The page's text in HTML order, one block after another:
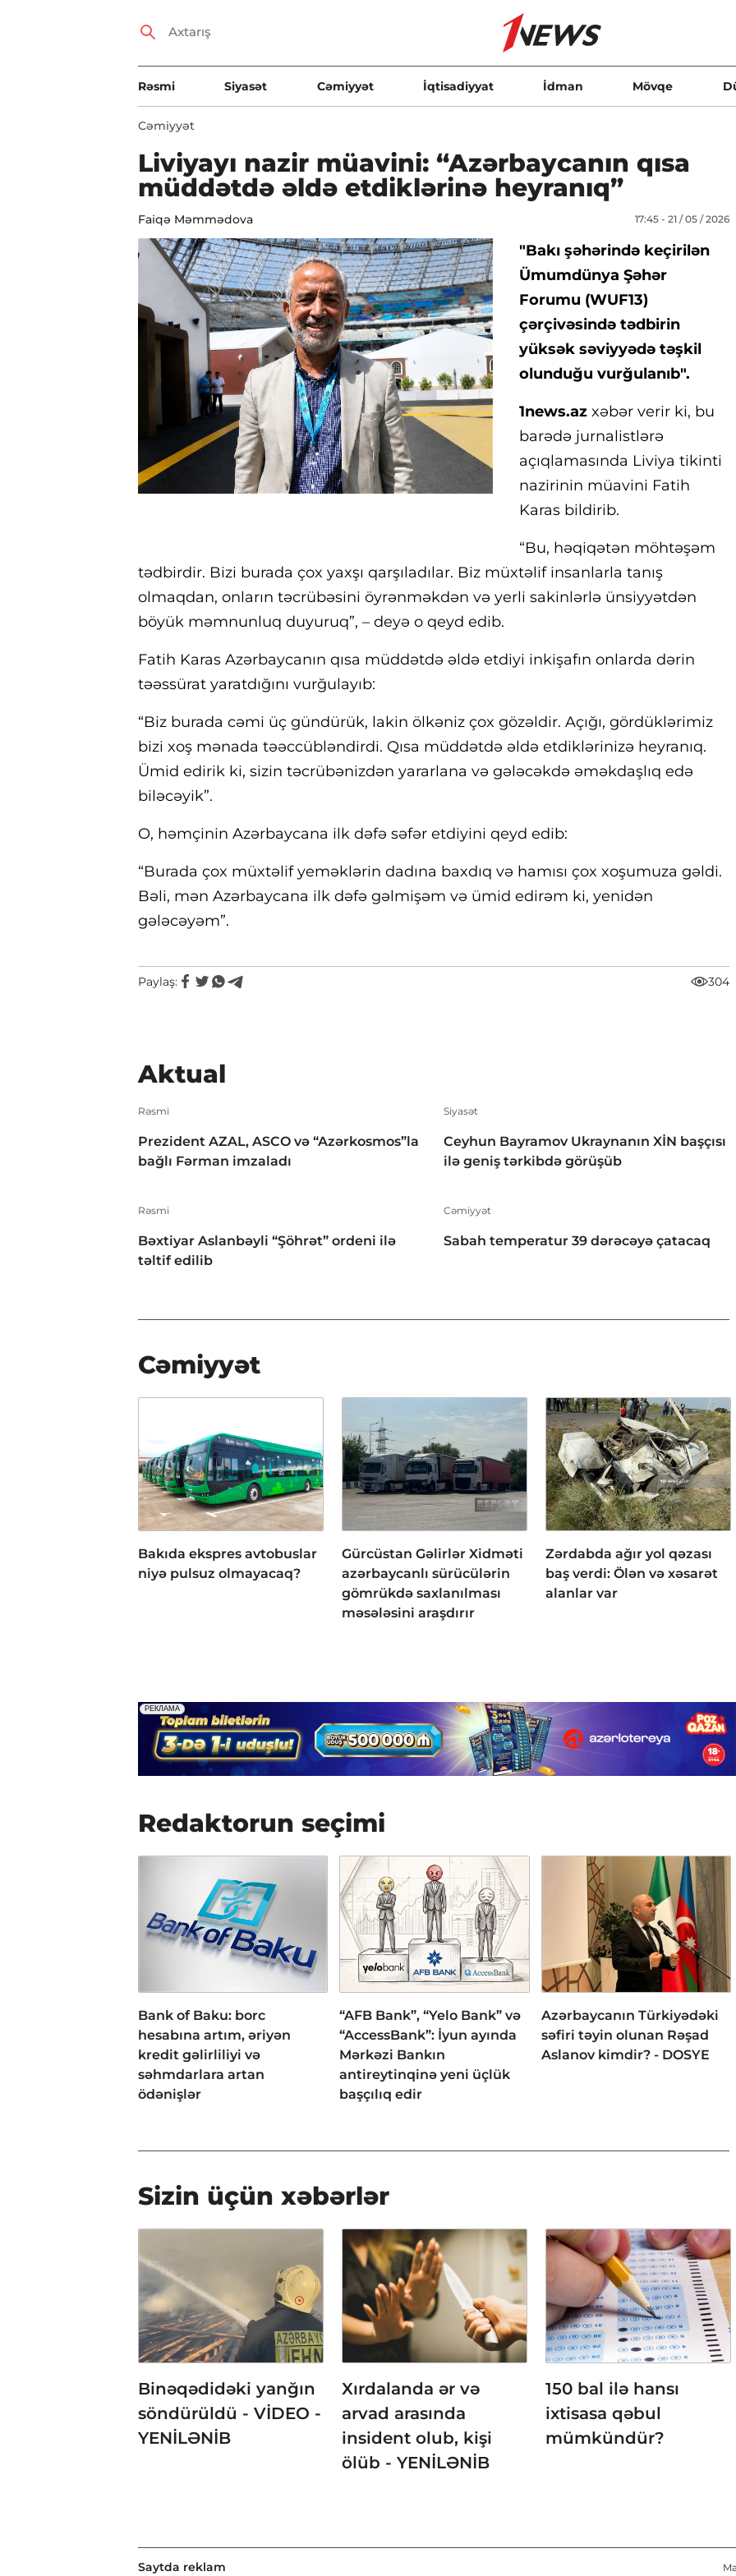
Rəsmi Siyasət Cəmiyyət İqtisadiyyat İdman Mövqe
Cəmiyyət
Liviyayı nazir müavini: “Azərbaycanın qısa
müddətdə əldə etdiklərinə heyranıq”
Faiqə Məmmədova 17:45 - 21 / 05 / 2026
"Bakı şəhərində keçirilən
Ümumdünya Şəhər
Forumu (WUF13)
çərçivəsində tədbirin
yüksək səviyyədə təşkil
olunduğu vurğulanıb".
1news.az xəbər verir ki, bu
barədə jurnalistlərə
açıqlamasında Liviya tikinti
nazirinin müavini Fatih
Karas bildirib.
“Bu, həqiqətən möhtəşəm
tədbirdir. Bizi burada çox yaxşı qarşıladılar. Biz müxtəlif insanlarla tanış
olmaqdan, onların təcrübəsini öyrənməkdən və yerli sakinlərlə ünsiyyətdən
böyük məmnunluq duyuruq”, – deyə o qeyd edib.
Fatih Karas Azərbaycanın qısa müddətdə əldə etdiyi inkişafın onlarda dərin
təəssürat yaratdığını vurğulayıb:
“Biz burada cəmi üç gündürük, lakin ölkəniz çox gözəldir. Açığı, gördüklərimiz
bizi xoş mənada təəccübləndirdi. Qısa müddətdə əldə etdiklərinizə heyranıq.
Ümid edirik ki, sizin təcrübənizdən yararlana və gələcəkdə əməkdaşlıq edə
biləcəyik”.
O, həmçinin Azərbaycana ilk dəfə səfər etdiyini qeyd edib:
“Burada çox müxtəlif yeməklərin dadına baxdıq və hamısı çox xoşumuza gəldi.
Bəli, mən Azərbaycana ilk dəfə gəlmişəm və ümid edirəm ki, yenidən
gələcəyəm”.
Paylaş: 304
Aktual
Rəsmi
Prezident AZAL, ASCO və “Azərkosmos”la
bağlı Fərman imzaladı
Siyasət
Ceyhun Bayramov Ukraynanın XİN başçısı
ilə geniş tərkibdə görüşüb
Rəsmi
Bəxtiyar Aslanbəyli “Şöhrət” ordeni ilə
təltif edilib
Cəmiyyət
Sabah temperatur 39 dərəcəyə çatacaq
Cəmiyyət
Bakıda ekspres avtobuslar
niyə pulsuz olmayacaq?
Gürcüstan Gəlirlər Xidməti
azərbaycanlı sürücülərin
gömrükdə saxlanılması
məsələsini araşdırır
Zərdabda ağır yol qəzası
baş verdi: Ölən və xəsarət
alanlar var
Redaktorun seçimi
Bank of Baku: borc
hesabına artım, əriyən
kredit gəlirliliyi və
səhmdarlara artan
ödənişlər
“AFB Bank”, “Yelo Bank” və
“AccessBank”: İyun ayında
Mərkəzi Bankın
antireytinqinə yeni üçlük
başçılıq edir
Azərbaycanın Türkiyədəki
səfiri təyin olunan Rəşad
Aslanov kimdir? - DOSYE
Sizin üçün xəbərlər
Binəqədidəki yanğın
söndürüldü - VİDEO -
YENİLƏNİB
Xırdalanda ər və
arvad arasında
insident olub, kişi
ölüb - YENİLƏNİB
150 bal ilə hansı
ixtisasa qəbul
mümkündür?
Saytda reklam